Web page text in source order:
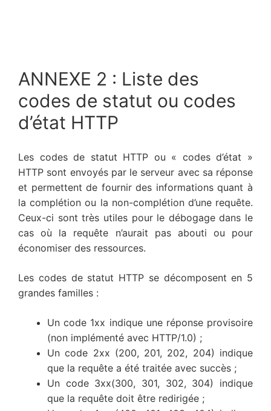
ANNEXE 2 : Liste des
codes de statut ou codes
d’état HTTP
Les codes de statut HTTP ou « codes d’état »
HTTP sont envoyés par le serveur avec sa réponse
et permettent de fournir des informations quant à
la complétion ou la non-complétion d’une requête.
Ceux-ci sont très utiles pour le débogage dans le
cas où la requête n’aurait pas abouti ou pour
économiser des ressources.
Les codes de statut HTTP se décomposent en 5
grandes familles :
Un code 1xx indique une réponse provisoire
(non implémenté avec HTTP/1.0) ;
Un code 2xx (200, 201, 202, 204) indique
que la requête a été traitée avec succès ;
Un code 3xx(300, 301, 302, 304) indique
que la requête doit être redirigée ;